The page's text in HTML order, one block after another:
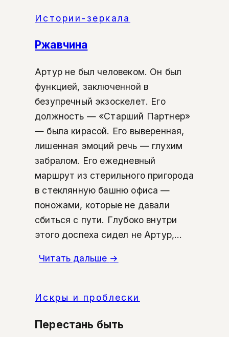
Истории-зеркала
Ржавчина
Артур не был человеком. Он был
функцией, заключенной в
безупречный экзоскелет. Его
должность — «Старший Партнер»
— была кирасой. Его выверенная,
лишенная эмоций речь — глухим
забралом. Его ежедневный
маршрут из стерильного пригорода
в стеклянную башню офиса —
поножами, которые не давали
сбиться с пути. Глубоко внутри
этого доспеха сидел не Артур,...
Читать дальше →
Искры и проблески
Перестань быть